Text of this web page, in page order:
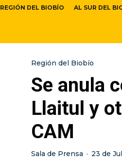
REGIÓN DEL BIOBÍO AL SUR DEL
Región del Biobío
Se anula
Llaitul y
CAM
Sala de Prensa · 23 de